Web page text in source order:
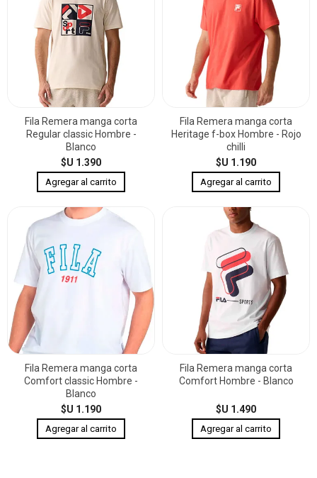
Fila Remera manga corta
Regular classic Hombre -
Blanco
$U 1.390
Fila Remera manga corta
Heritage f-box Hombre - Rojo
chilli
$U 1.190
Fila Remera manga corta
Comfort classic Hombre -
Blanco
$U 1.190
Fila Remera manga corta
Comfort Hombre - Blanco
$U 1.490